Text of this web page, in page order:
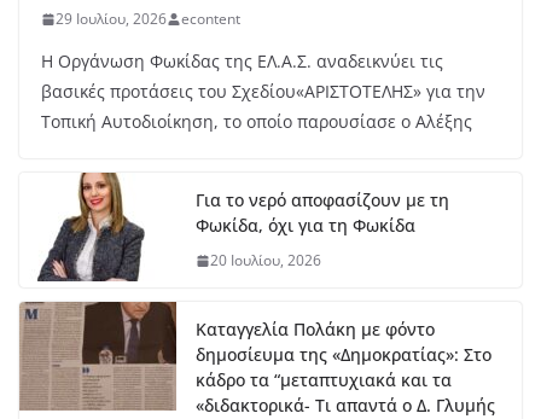
29 Ιουλίου, 2026 econtent
Η Οργάνωση Φωκίδας της ΕΛ.Α.Σ. αναδεικνύει τις
βασικές προτάσεις του Σχεδίου«ΑΡΙΣΤΟΤΕΛΗΣ» για την
Τοπική Αυτοδιοίκηση, το οποίο παρουσίασε ο Αλέξης
Για το νερό αποφασίζουν με τη
Φωκίδα, όχι για τη Φωκίδα
20 Ιουλίου, 2026
Καταγγελία Πολάκη με φόντο
δημοσίευμα της «Δημοκρατίας»: Στο
κάδρο τα “μεταπτυχιακά και τα
«διδακτορικά- Τι απαντά ο Δ. Γλυμής